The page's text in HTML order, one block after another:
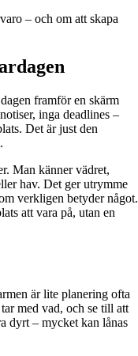
– och om att skapa
framför en skärm
inga deadlines –
Det är just den
Man känner vädret,
hav. Det ger utrymme
verkligen betyder något.
att vara på, utan en
är lite planering ofta
med vad, och se till att
dyrt – mycket kan lånas